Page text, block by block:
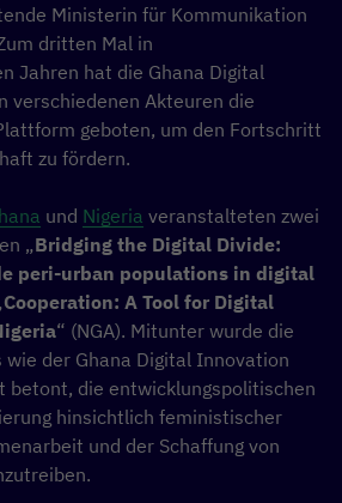
Ministerin für Kommunikation
dritten Mal in
Jahren hat die Ghana Digital
verschiedenen Akteuren die
geboten, um den Fortschritt
zu fördern.
und Nigeria veranstalteten zwei
„Bridging the Digital Divide:
peri-urban populations in digital
Cooperation: A Tool for Digital
“ (NGA). Mitunter wurde die
wie der Ghana Digital Innovation
betont, die entwicklungspolitischen
hinsichtlich feministischer
und der Schaffung von